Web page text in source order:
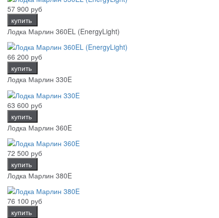
57 900 руб
купить
Лодка Марлин 360EL (EnergyLight)
66 200 руб
купить
Лодка Марлин 330E
63 600 руб
купить
Лодка Марлин 360E
72 500 руб
купить
Лодка Марлин 380E
76 100 руб
купить